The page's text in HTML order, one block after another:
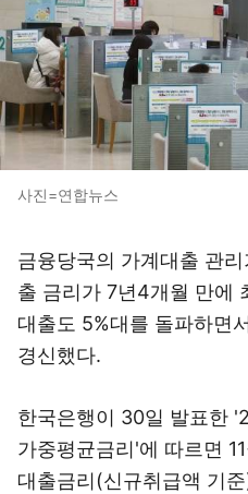
사진=연합뉴스
금융당국의 가계대출 관
출 금리가 7년4개월 만에
대출도 5%대를 돌파하면
경신했다.
한국은행이 30일 발표한
가중평균금리'에 따르면
대출금리(신규취급액 기